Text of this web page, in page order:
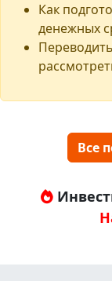
Как
денежных
Все